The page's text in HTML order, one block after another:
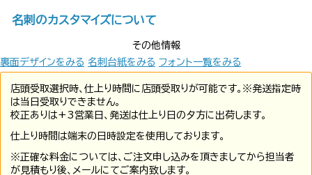
名刺のカスタマイズについて
その他情報
裏面デザインをみる 名刺台紙をみる フォント一覧をみる
店頭受取選択時、仕上り時間に店頭受取りが可能です。※発送指定時
は当日受取りできません。
校正ありは+3営業日、発送は仕上り日の夕方に出荷します。
仕上り時間は端末の日時設定を使用しております。
※正確な料金については、ご注文申し込みを頂きましてから担当者
が見積もり後、メールにてご案内致します。